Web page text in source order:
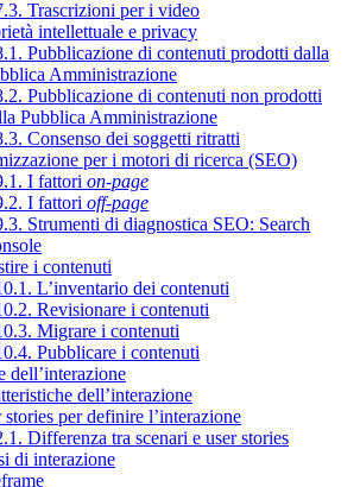
Trascrizioni per i video
intellettuale e privacy
Pubblicazione di contenuti prodotti dalla
Amministrazione
Pubblicazione di contenuti non prodotti
Pubblica Amministrazione
Consenso dei soggetti ritratti
per i motori di ricerca (SEO)
I fattori on-page
I fattori off-page
Strumenti di diagnostica SEO: Search
i contenuti
L’inventario dei contenuti
Revisionare i contenuti
Migrare i contenuti
Pubblicare i contenuti
dell’interazione
dell’interazione
stories per definire l’interazione
Differenza tra scenari e user stories
di interazione